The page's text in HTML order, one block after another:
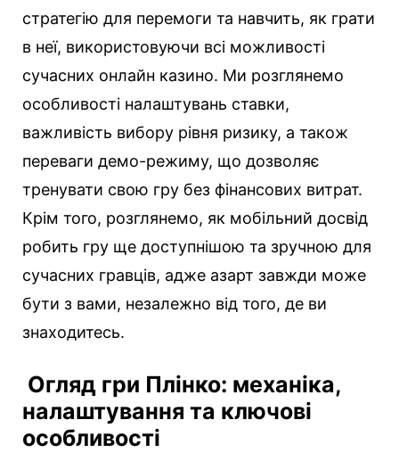
стратегію для перемоги та навчить, як грати
в неї, використовуючи всі можливості
сучасних онлайн казино. Ми розглянемо
особливості налаштувань ставки,
важливість вибору рівня ризику, а також
переваги демо-режиму, що дозволяє
тренувати свою гру без фінансових витрат.
Крім того, розглянемо, як мобільний досвід
робить гру ще доступнішою та зручною для
сучасних гравців, адже азарт завжди може
бути з вами, незалежно від того, де ви
знаходитесь.
Огляд гри Плінко: механіка,
налаштування та ключові
особливості